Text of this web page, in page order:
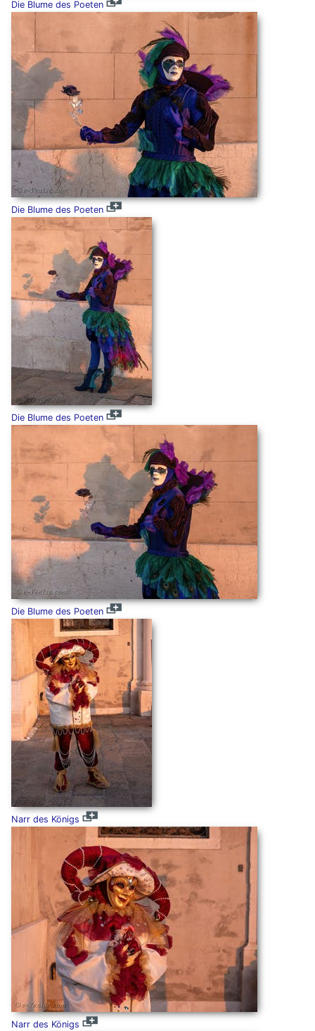
Die Blume des Poeten
Die Blume des Poeten
Die Blume des Poeten
Die Blume des Poeten
Narr des Königs
Narr des Königs